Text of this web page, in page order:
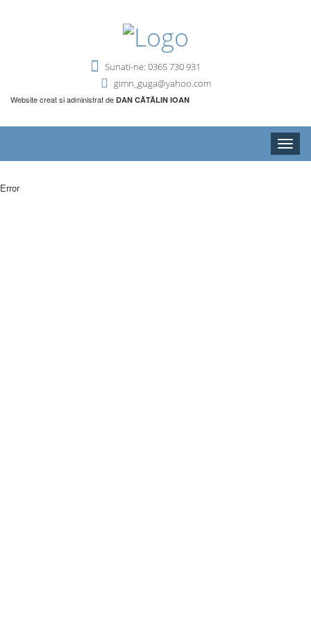
Sunati-ne: 0365 730 931
gimn_guga@yahoo.com
Website creat si administrat de DAN CĂTĂLIN IOAN
Toggle
Error